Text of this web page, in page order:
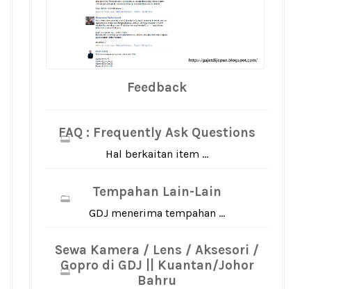
Feedback
FAQ : Frequently Ask Questions
Hal berkaitan item ...
Tempahan Lain-Lain
GDJ menerima tempahan ...
Sewa Kamera / Lens / Aksesori /
Gopro di GDJ || Kuantan/Johor
Bahru